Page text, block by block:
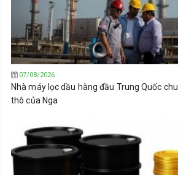
07/08/2026
Nhà máy lọc dầu hàng đầu Trung Quốc
thô của Nga